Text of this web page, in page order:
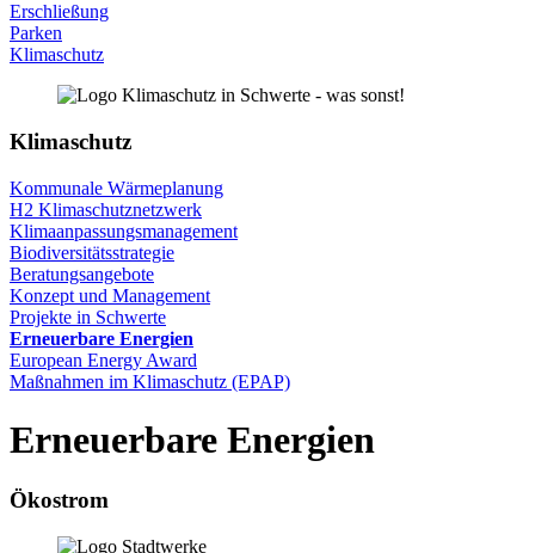
Erschließung
Parken
Klimaschutz
Klimaschutz
Kommunale Wärmeplanung
H2 Klimaschutznetzwerk
Klimaanpassungsmanagement
Biodiversitätsstrategie
Beratungsangebote
Konzept und Management
Projekte in Schwerte
Erneuerbare Energien
European Energy Award
Maßnahmen im Klimaschutz (EPAP)
Erneuerbare Energien
Ökostrom